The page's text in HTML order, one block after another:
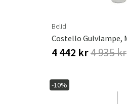
Belid
4 442 kr4 935 kr
-10%